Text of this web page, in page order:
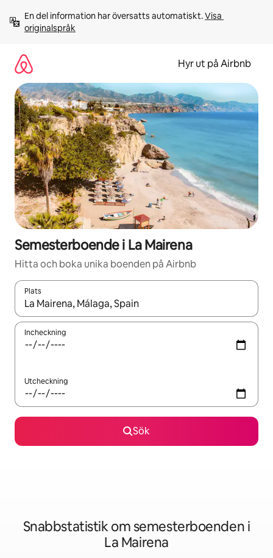
innehåll
En del information har översatts automatiskt. Visa
originalspråk
Hyr ut på Airbnb
Semesterboende i La Mairena
Hitta och boka unika boenden på Airbnb
Plats
När resultaten är tillgängliga kan du navigera med upp- och
Incheckning
Utcheckning
Sök
Snabbstatistik om semesterboenden i
La Mairena